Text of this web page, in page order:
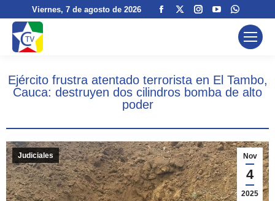
Viernes, 7 de agosto de 2026
Facebook
windowwindow
Instagram
window
YouTube
opens
window
page
opens
window
Ejército frustra atentado terrorista en El Tambo,
Cauca: destruyen dos cilindros bomba de alto
poder
Nov
4
2025
Judiciales